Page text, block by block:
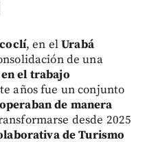
, en elUrabá
de una
el trabajo
años fue un conjunto
operaban de manera
desde 2025
de Turismo